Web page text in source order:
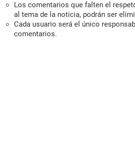
Los comentarios que falten el
al tema de la noticia, podrán ser
Cada usuario será el único
comentarios.